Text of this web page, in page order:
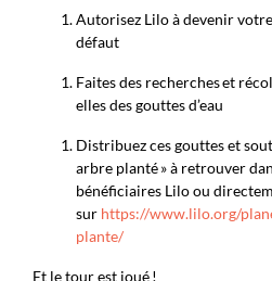
Autorisez Lilo à devenir
défaut
Faites des recherches et
elles des gouttes d’eau
Distribuez ces gouttes et
arbre planté » à retrouver
bénéficiaires Lilo ou
sur https://www.lilo.org/
plante/
Et le tour est joué !